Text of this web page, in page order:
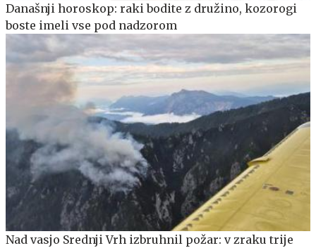
Današnji horoskop: raki bodite z družino, kozorogi
boste imeli vse pod nadzorom
Nad vasjo Srednji Vrh izbruhnil požar: v zraku trije